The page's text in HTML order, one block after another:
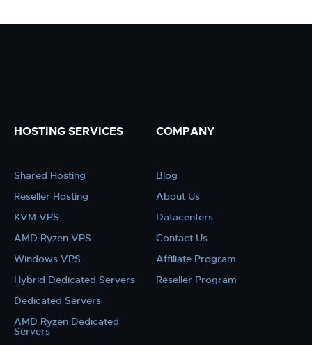
HOSTING SERVICES
Shared Hosting
Reseller Hosting
KVM VPS
AMD Ryzen VPS
Windows VPS
Hybrid Dedicated Servers
Dedicated Servers
AMD Ryzen Dedicated
Servers
COMPANY
Blog
About Us
Datacenters
Contact Us
Affiliate Program
Reseller Program